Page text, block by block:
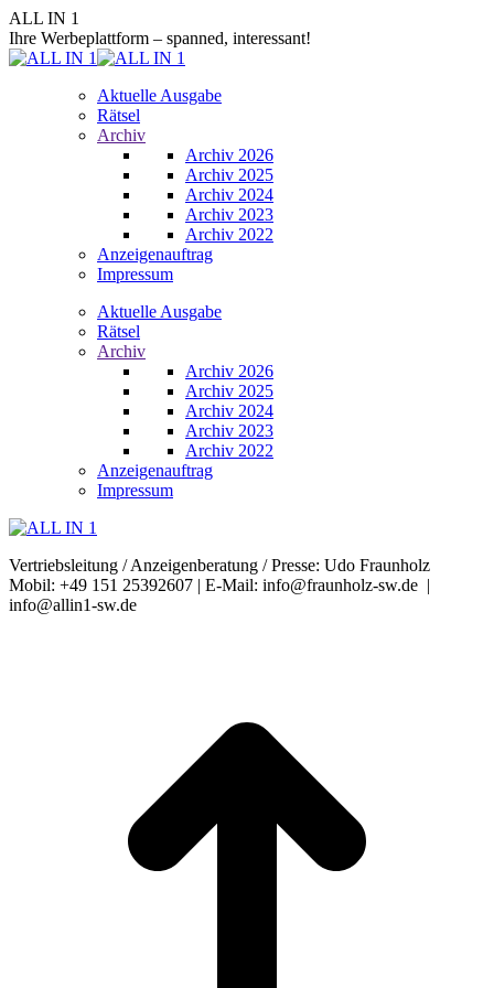
Zum
Inhalt
springen
ALL IN 1
Ihre Werbeplattform – spanned, interessant!
Aktuelle Ausgabe
Rätsel
Archiv
Archiv 2026
Archiv 2025
Archiv 2024
Archiv 2023
Archiv 2022
Anzeigenauftrag
Impressum
Aktuelle Ausgabe
Rätsel
Archiv
Archiv 2026
Archiv 2025
Archiv 2024
Archiv 2023
Archiv 2022
Anzeigenauftrag
Impressum
Vertriebsleitung / Anzeigenberatung / Presse: Udo Fraunholz
Mobil: +49 151 25392607 | E-Mail: info@fraunholz-sw.de |
info@allin1-sw.de